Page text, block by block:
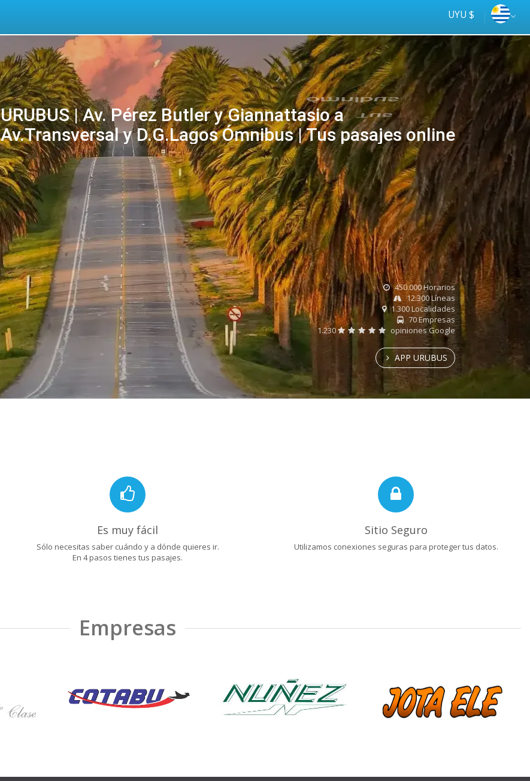
UYU $
URUBUS | Av. Pérez Butler y Giannattasio a
Av.Transversal y D.G.Lagos Ómnibus | Tus pasajes online
online
Tus
ómnibus
450.000 Horarios
12.300 Líneas
1.300 Localidades
70 Empresas
1.230
opiniones Google
APP URUBUS
Es muy fácil
Sólo necesitas saber cuándo y a dónde quieres ir.
En 4 pasos tienes tus pasajes.
Sitio Seguro
Utilizamos conexiones seguras para proteger tus datos.
Empresas